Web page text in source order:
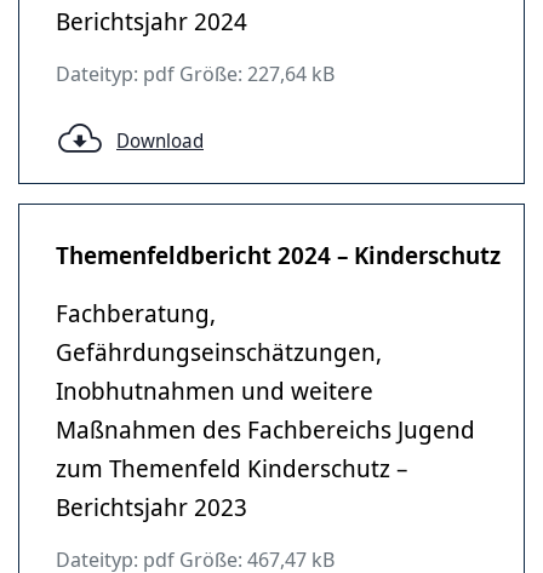
Berichtsjahr 2024
Dateityp: pdf Größe: 227,64 kB
Download
Themenfeldbericht 2024 – Kinderschutz
Fachberatung,
Gefährdungseinschätzungen,
Inobhutnahmen und weitere
Maßnahmen des Fachbereichs Jugend
zum Themenfeld Kinderschutz –
Berichtsjahr 2023
Dateityp: pdf Größe: 467,47 kB